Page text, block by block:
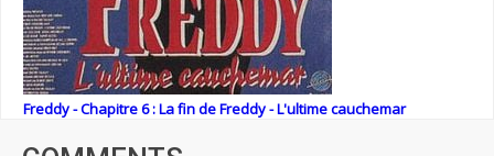
Freddy - Chapitre 6 : La fin de Freddy - L'ultime cauchemar